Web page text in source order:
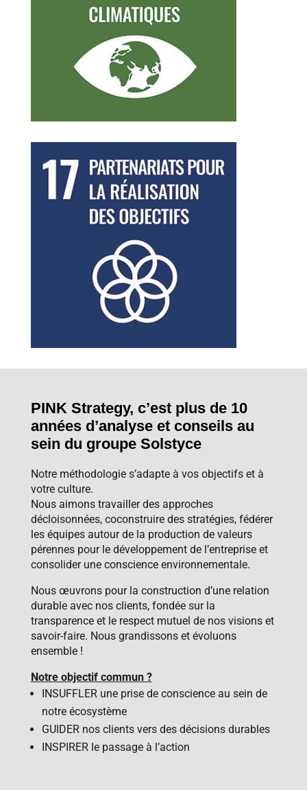
PINK Strategy, c’est plus de 10
années d’analyse et conseils au
sein du groupe Solstyce
Notre méthodologie s’adapte à vos objectifs et à
votre culture.
Nous aimons travailler des approches
décloisonnées, coconstruire des stratégies, fédérer
les équipes autour de la production de valeurs
pérennes pour le développement de l’entreprise et
consolider une conscience environnementale.
Nous œuvrons pour la construction d’une relation
durable avec nos clients, fondée sur la
transparence et le respect mutuel de nos visions et
savoir-faire. Nous grandissons et évoluons
ensemble !
Notre objectif commun ?
INSUFFLER une prise de conscience au sein de
notre écosystème
GUIDER nos clients vers des décisions durables
INSPIRER le passage à l’action